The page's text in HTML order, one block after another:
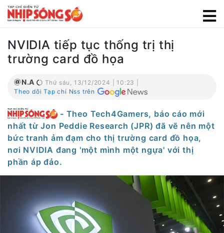
NVIDIA tiếp tục thống trị thị
trường card đồ họa
N.A
Thứ sáu, 13/12/2024 | 10:23 |
Theo dõi Tạp chí Nss trên
- Theo Tech4Gamers, báo cáo mới
nhất từ Jon Peddie Research (JPR) đã vẽ nên một
bức tranh ảm đạm cho thị trường card đồ họa,
nơi NVIDIA đang 'một mình một ngựa' với thị
phần áp đảo.